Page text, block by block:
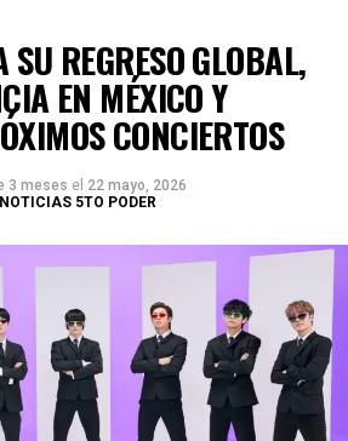
SU REGRESO GLOBAL,
EN MÉXICO Y
CONCIERTOS
3 meses el 22 mayo, 2026
5TO PODER